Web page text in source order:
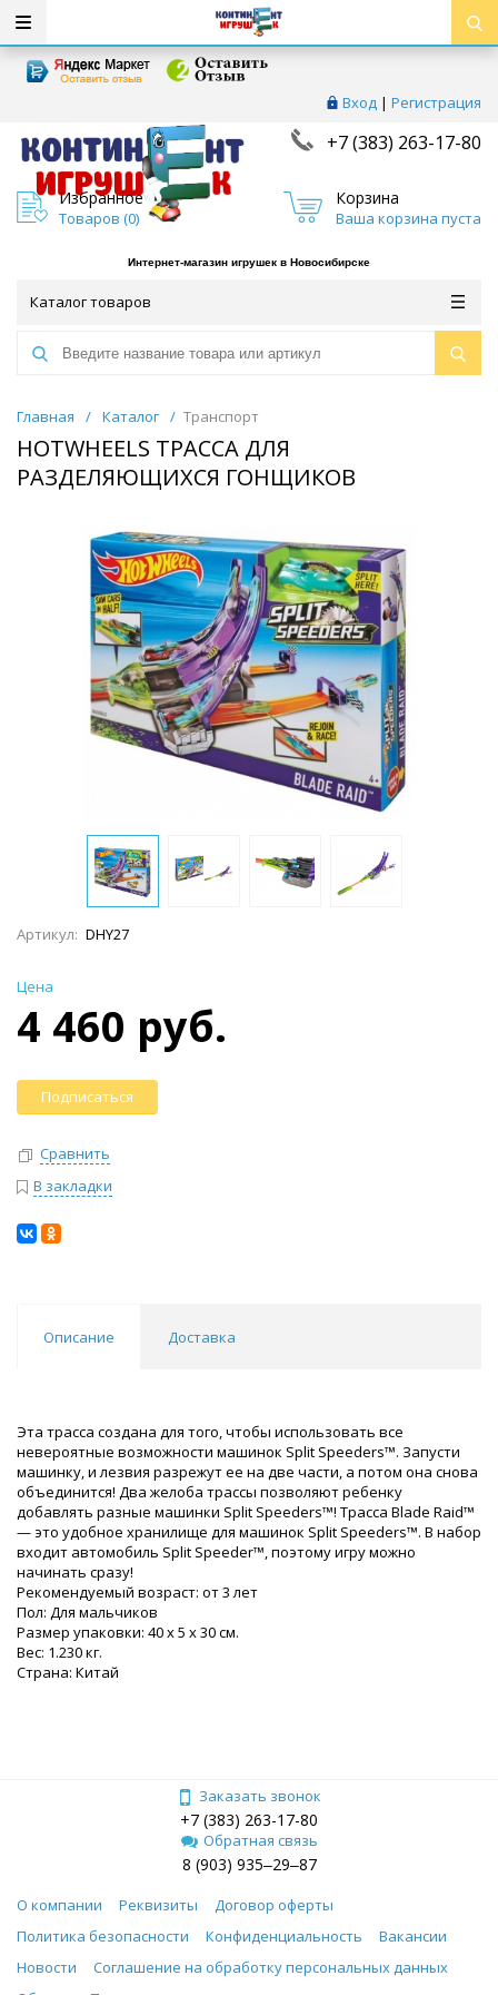
Вход | Регистрация
+7 (383) 263-17-80
Избранное
Товаров (0)
Корзина
Ваша корзина пуста
Интернет-магазин игрушек в Новосибирске
Каталог товаров
Главная / Каталог / Транспорт
HOTWHEELS ТРАССА ДЛЯ
РАЗДЕЛЯЮЩИХСЯ ГОНЩИКОВ
Артикул: DHY27
Цена
4 460 руб.
Подписаться
Сравнить
В закладки
Описание Доставка
Эта трасса создана для того, чтобы использовать все
невероятные возможности машинок Split Speeders™. Запусти
машинку, и лезвия разрежут ее на две части, а потом она снова
объединится! Два желоба трассы позволяют ребенку
добавлять разные машинки Split Speeders™! Трасса Blade Raid™
— это удобное хранилище для машинок Split Speeders™. В набор
входит автомобиль Split Speeder™, поэтому игру можно
начинать сразу!
Рекомендуемый возраст: от 3 лет
Пол: Для мальчиков
Размер упаковки: 40 x 5 x 30 см.
Вес: 1.230 кг.
Страна: Китай
Заказать звонок
+7 (383) 263-17-80
Обратная связь
8 (903) 935‒29‒87
О компании Реквизиты
Договор оферты
Политика безопасности
Конфиденциальность
Вакансии
Новости
Соглашение на обработку персональных данных